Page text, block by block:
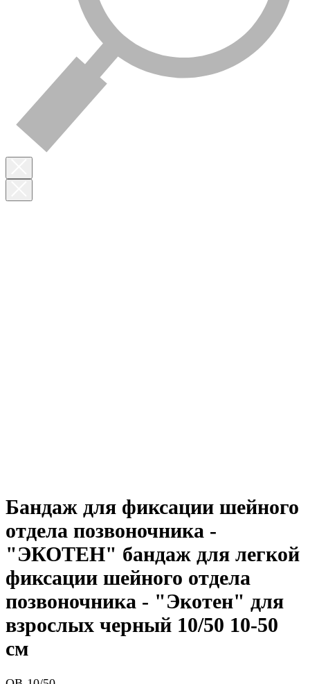
Бандаж для фиксации шейного
отдела позвоночника -
"ЭКОТЕН" бандаж для легкой
фиксации шейного отдела
позвоночника - "Экотен" для
взрослых черный 10/50 10-50
см